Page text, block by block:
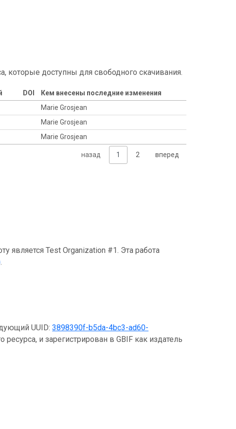
которые доступны для свободного скачивания.
DOI
Кем внесены последние изменения
Marie Grosjean
Marie Grosjean
Marie Grosjean
назад 1 2 вперед
является Test Organization #1. Эта работа
.
UUID:3898390f-b5da-4bc3-ad60-
ресурса, и зарегистрирован в GBIF как издатель